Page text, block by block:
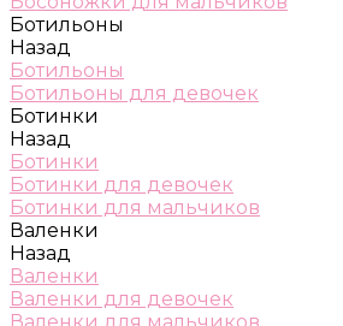
Ботильоны
Назад
Ботильоны
Ботильоны для девочек
Ботинки
Назад
Ботинки
Ботинки для девочек
Ботинки для мальчиков
Валенки
Назад
Валенки
Валенки для девочек